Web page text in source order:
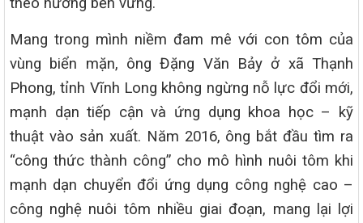
Mang trong mình niềm đam mê với con tôm của
vùng biển mặn, ông Đặng Văn Bảy ở xã Thạnh
Phong, tỉnh Vĩnh Long không ngừng nỗ lực đổi mới,
mạnh dạn tiếp cận và ứng dụng khoa học – kỹ
thuật vào sản xuất. Năm 2016, ông bắt đầu tìm ra
“công thức thành công” cho mô hình nuôi tôm khi
mạnh dạn chuyển đổi ứng dụng công nghệ cao –
công nghệ nuôi tôm nhiều giai đoạn, mang lại lợi